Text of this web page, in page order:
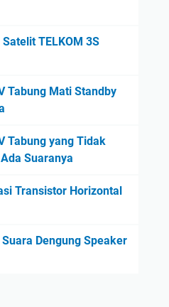
TELKOM 3S
Tabung Mati Standby
Tabung yang Tidak
Suaranya
Transistor Horizontal
Dengung Speaker